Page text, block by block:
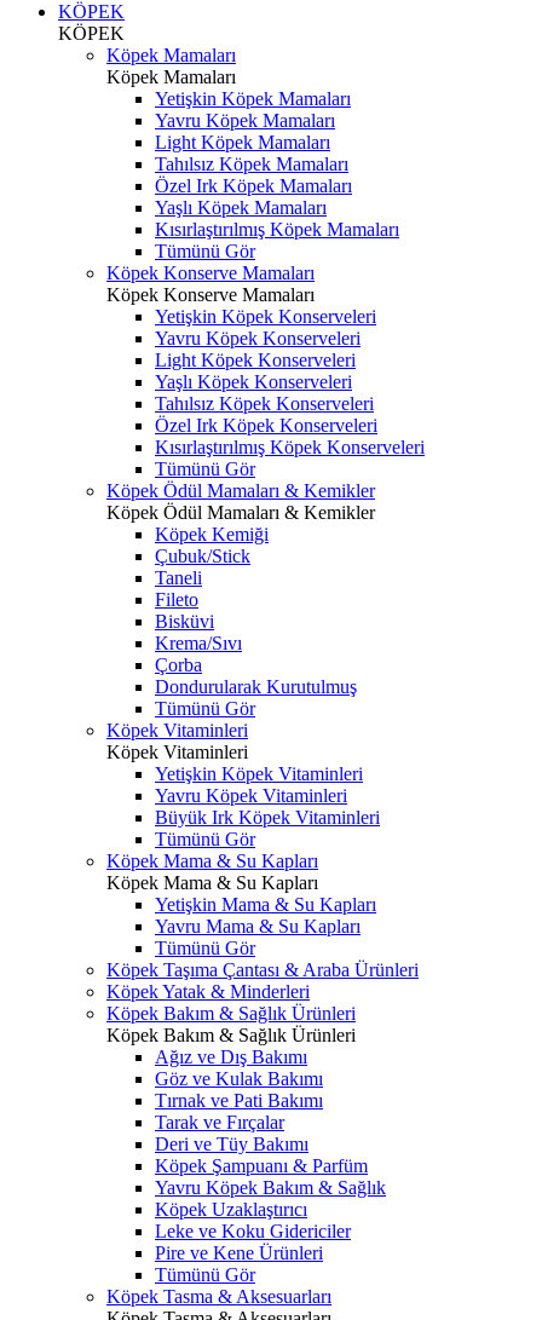
KÖPEK
KÖPEK
Köpek Mamaları
Köpek Mamaları
Yetişkin Köpek Mamaları
Yavru Köpek Mamaları
Light Köpek Mamaları
Tahılsız Köpek Mamaları
Özel Irk Köpek Mamaları
Yaşlı Köpek Mamaları
Kısırlaştırılmış Köpek Mamaları
Tümünü Gör
Köpek Konserve Mamaları
Köpek Konserve Mamaları
Yetişkin Köpek Konserveleri
Yavru Köpek Konserveleri
Light Köpek Konserveleri
Yaşlı Köpek Konserveleri
Tahılsız Köpek Konserveleri
Özel Irk Köpek Konserveleri
Kısırlaştırılmış Köpek Konserveleri
Tümünü Gör
Köpek Ödül Mamaları & Kemikler
Köpek Ödül Mamaları & Kemikler
Köpek Kemiği
Çubuk/Stick
Taneli
Fileto
Bisküvi
Krema/Sıvı
Çorba
Dondurularak Kurutulmuş
Tümünü Gör
Köpek Vitaminleri
Köpek Vitaminleri
Yetişkin Köpek Vitaminleri
Yavru Köpek Vitaminleri
Büyük Irk Köpek Vitaminleri
Tümünü Gör
Köpek Mama & Su Kapları
Köpek Mama & Su Kapları
Yetişkin Mama & Su Kapları
Yavru Mama & Su Kapları
Tümünü Gör
Köpek Taşıma Çantası & Araba Ürünleri
Köpek Yatak & Minderleri
Köpek Bakım & Sağlık Ürünleri
Köpek Bakım & Sağlık Ürünleri
Ağız ve Dış Bakımı
Göz ve Kulak Bakımı
Tırnak ve Pati Bakımı
Tarak ve Fırçalar
Deri ve Tüy Bakımı
Köpek Şampuanı & Parfüm
Yavru Köpek Bakım & Sağlık
Köpek Uzaklaştırıcı
Leke ve Koku Gidericiler
Pire ve Kene Ürünleri
Tümünü Gör
Köpek Tasma & Aksesuarları